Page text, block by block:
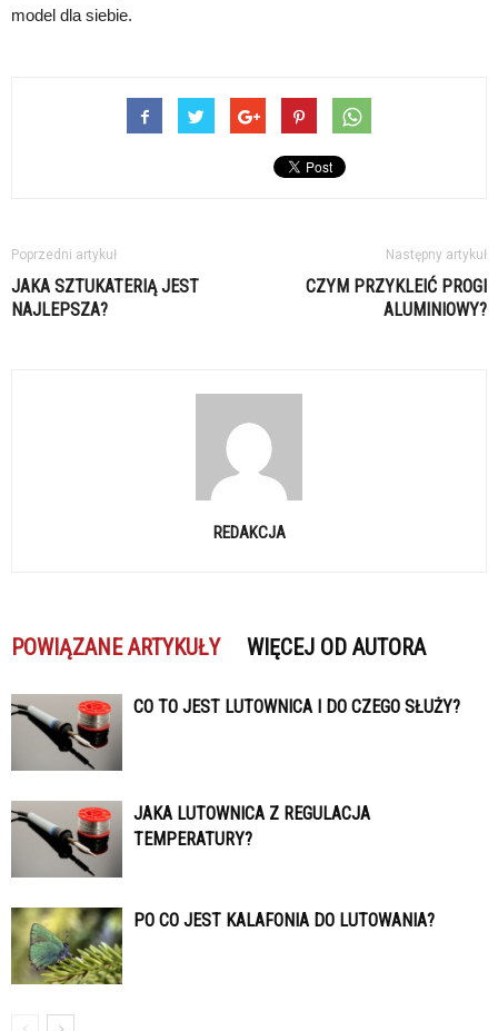
model dla siebie.
Poprzedni artykuł
JAKA SZTUKATERIĄ JEST
NAJLEPSZA?
Następny artykuł
CZYM PRZYKLEIĆ PROGI
ALUMINIOWY?
REDAKCJA
POWIĄZANE ARTYKUŁY WIĘCEJ OD AUTORA
CO TO JEST LUTOWNICA I DO CZEGO SŁUŻY?
JAKA LUTOWNICA Z REGULACJA
TEMPERATURY?
PO CO JEST KALAFONIA DO LUTOWANIA?